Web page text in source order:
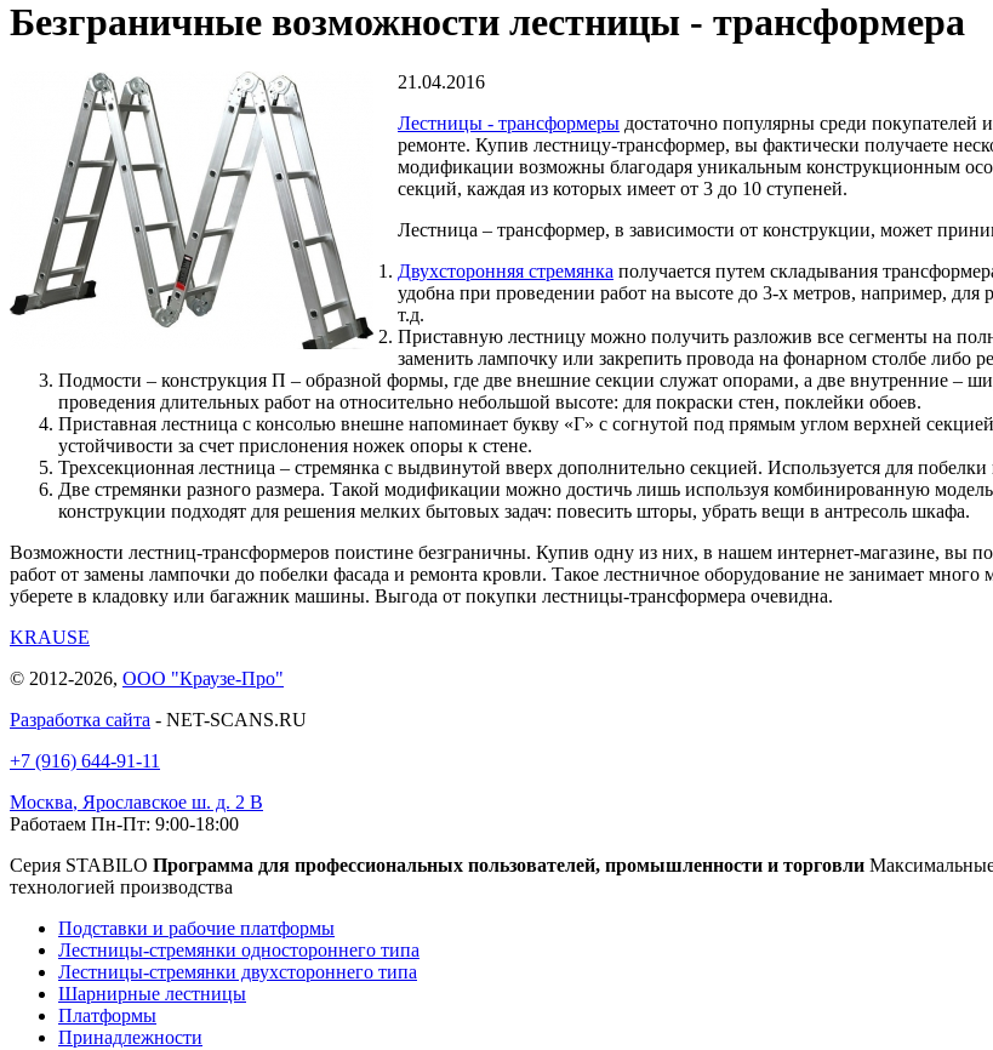
Безграничные возможности лестницы - трансформера
21.04.2016
Лестницы - трансформеры достаточно популярны среди покупателей
ремонте. Купив лестницу-трансформер, вы фактически получаете
модификации возможны благодаря уникальным конструкционным
секций, каждая из которых имеет от 3 до 10 ступеней.
Лестница – трансформер, в зависимости от конструкции, может
Двухсторонняя стремянка получается путем складывания
удобна при проведении работ на высоте до 3-х метров, например,
т.д.
Приставную лестницу можно получить разложив все сегменты на
заменить лампочку или закрепить провода на фонарном столбе либо
Подмости – конструкция П – образной формы, где две внешние секции служат опорами, а две внутренние –
проведения длительных работ на относительно небольшой высоте: для покраски стен, поклейки обоев.
Приставная лестница с консолью внешне напоминает букву «Г» с согнутой под прямым углом верхней
устойчивости за счет прислонения ножек опоры к стене.
Трехсекционная лестница – стремянка с выдвинутой вверх дополнительно секцией. Используется для
Две стремянки разного размера. Такой модификации можно достичь лишь используя комбинированную
конструкции подходят для решения мелких бытовых задач: повесить шторы, убрать вещи в антресоль шкафа.
Возможности лестниц-трансформеров поистине безграничны. Купив одну из них, в нашем интернет-магазине, вы
работ от замены лампочки до побелки фасада и ремонта кровли. Такое лестничное оборудование не занимает
уберете в кладовку или багажник машины. Выгода от покупки лестницы-трансформера очевидна.
KRAUSE
© 2012-2026, ООО "Краузе-Про"
Разработка сайта - NET-SCANS.RU
+7 (916) 644-91-11
Москва, Ярославское ш. д. 2 В
Работаем Пн-Пт: 9:00-18:00
Серия STABILO Программа для профессиональных пользователей, промышленности и торговли Максимальные
технологией производства
Подставки и рабочие платформы
Лестницы-стремянки одностороннего типа
Лестницы-стремянки двухстороннего типа
Шарнирные лестницы
Платформы
Принадлежности